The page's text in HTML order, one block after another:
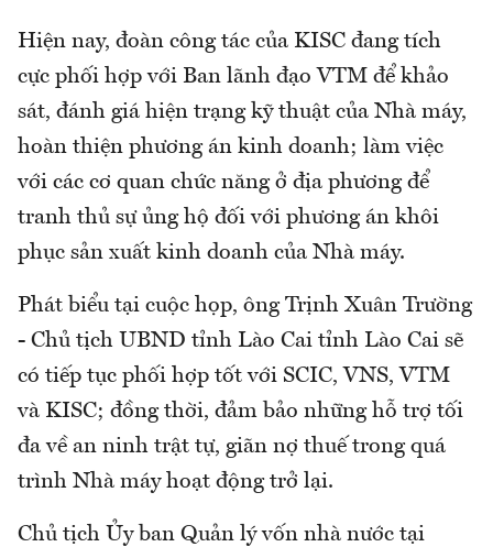
Hiện nay, đoàn công tác của KISC đang tích
cực phối hợp với Ban lãnh đạo VTM để khảo
sát, đánh giá hiện trạng kỹ thuật của Nhà máy,
hoàn thiện phương án kinh doanh; làm việc
với các cơ quan chức năng ở địa phương để
tranh thủ sự ủng hộ đối với phương án khôi
phục sản xuất kinh doanh của Nhà máy.
Phát biểu tại cuộc họp, ông Trịnh Xuân Trường
- Chủ tịch UBND tỉnh Lào Cai tỉnh Lào Cai sẽ
có tiếp tục phối hợp tốt với SCIC, VNS, VTM
và KISC; đồng thời, đảm bảo những hỗ trợ tối
đa về an ninh trật tự, giãn nợ thuế trong quá
trình Nhà máy hoạt động trở lại.
Chủ tịch Ủy ban Quản lý vốn nhà nước tại